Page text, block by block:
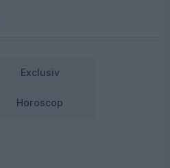
Exclusiv
Horoscop